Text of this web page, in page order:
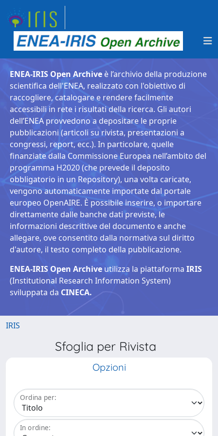
ENEA-IRIS Open Archive è l’archivio della produzione
scientifica dell'ENEA, realizzato con l'obiettivo di
raccogliere, catalogare e rendere facilmente
accessibili in rete i risultati della ricerca. Gli autori
dell’ENEA provvedono a depositare le proprie
pubblicazioni (articoli su rivista, presentazioni a
congressi, report, ecc.). In particolare, quelle
finanziate dalla Commissione Europea nell’ambito del
programma H2020 (che prevede il deposito
obbligatorio in un Repository), una volta caricate,
vengono automaticamente importate dal portale
europeo OpenAIRE. È possibile inserire, o importare
direttamente dalle banche dati previste, le
informazioni descrittive del documento e anche
allegare, ove consentito dalla normativa sul diritto
d'autore, il testo completo della pubblicazione.
ENEA-IRIS Open Archive utilizza la piattaforma IRIS
(Institutional Research Information System)
sviluppata da CINECA.
IRIS
Sfoglia per Rivista
Opzioni
Ordina per:
In ordine: